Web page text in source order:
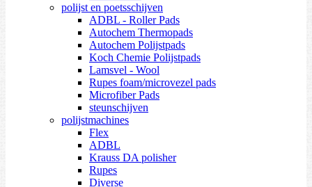
polijst en poetsschijven
ADBL - Roller Pads
Autochem Thermopads
Autochem Polijstpads
Koch Chemie Polijstpads
Lamsvel - Wool
Rupes foam/microvezel pads
Microfiber Pads
steunschijven
polijstmachines
Flex
ADBL
Krauss DA polisher
Rupes
Diverse